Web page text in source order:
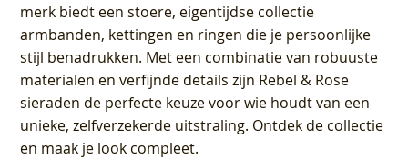
merk biedt een stoere, eigentijdse collectie
armbanden, kettingen en ringen die je persoonlijke
stijl benadrukken. Met een combinatie van robuuste
materialen en verfijnde details zijn Rebel & Rose
sieraden de perfecte keuze voor wie houdt van een
unieke, zelfverzekerde uitstraling. Ontdek de collectie
en maak je look compleet.